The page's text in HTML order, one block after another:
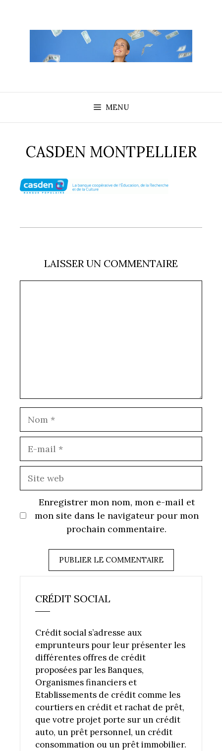
contenu
MENU
CASDEN MONTPELLIER
LAISSER UN COMMENTAIRE
Enregistrer mon nom, mon e-mail et
mon site dans le navigateur pour mon
prochain commentaire.
CRÉDIT SOCIAL
Crédit social s’adresse aux
emprunteurs pour leur présenter les
différentes offres de crédit
proposées par les Banques,
Organismes financiers et
Etablissements de crédit comme les
courtiers en crédit et rachat de prêt,
que votre projet porte sur un crédit
auto, un prêt personnel, un crédit
consommation ou un prêt immobilier.